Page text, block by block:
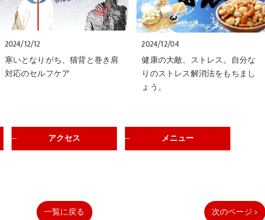
2024/12/12
寒いとなりがち、猫背と巻き肩
対応のセルフケア
2024/12/04
健康の大敵、ストレス。自分な
りのストレス解消法をもちまし
ょう。
アクセス メニュー
一覧に戻る 次のページ >